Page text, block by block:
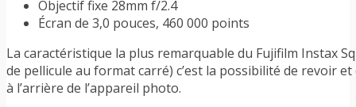
Objectif fixe 28mm f/2.4
Écran de 3,0 pouces, 460 000 points
La caractéristique la plus remarquable du Fujifilm Instax
de pellicule au format carré) c’est la possibilité de revoir
à l’arrière de l’appareil photo.